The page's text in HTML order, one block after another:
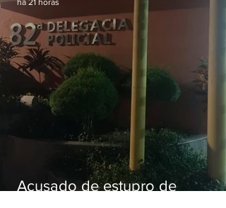
Acusado de estupro de
há 21 horas